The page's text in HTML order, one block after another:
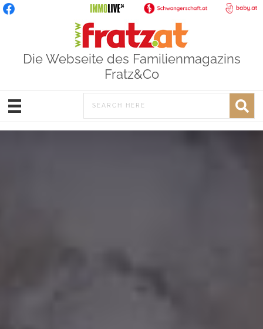
Die Webseite des Familienmagazins
Fratz&Co